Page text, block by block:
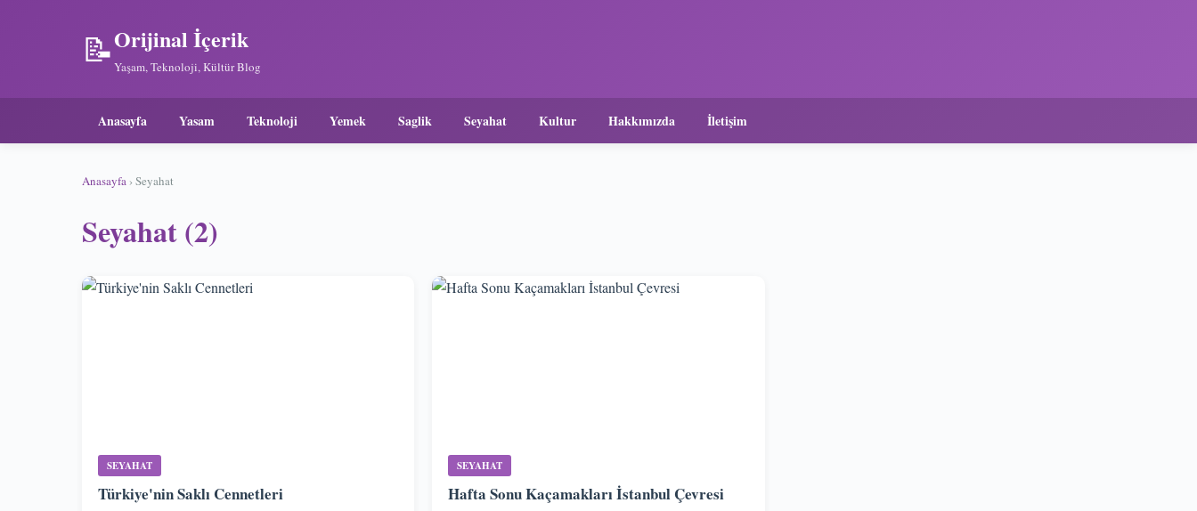
📝Orijinal İçerik
Yaşam, Teknoloji, Kültür Blog
Anasayfa Yasam Teknoloji Yemek Saglik Seyahat Kultur Hakkımızda İletişim
Anasayfa › Seyahat
Seyahat (2)
SEYAHAT
Türkiye'nin Saklı Cennetleri
SEYAHAT
Hafta Sonu Kaçamakları İstanbul Çevresi